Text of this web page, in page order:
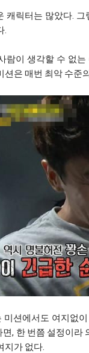
캐릭터는 많았다.
.
람이 생각할 수 없
션은 매번 최악 수준
미션에서도 여지없
, 한 번쯤 설정이라
지가 없다.